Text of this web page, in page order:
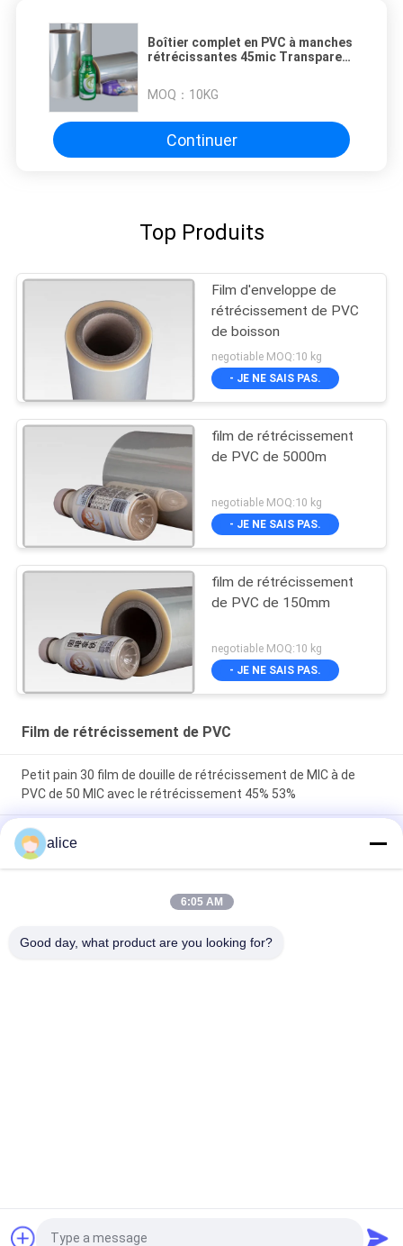
Boîtier complet en PVC à manches
rétrécissantes 45mic Transparent
MOQ： 10KG
Continuer
Top Produits
Film d'enveloppe de
rétrécissement de PVC
de boisson
negotiable MOQ:10 kg
- JE NE SAIS PAS.
film de rétrécissement
de PVC de 5000m
negotiable MOQ:10 kg
- JE NE SAIS PAS.
film de rétrécissement
de PVC de 150mm
negotiable MOQ:10 kg
- JE NE SAIS PAS.
Film de rétrécissement de PVC
Petit pain 30 film de douille de rétrécissement de MIC à de
PVC de 50 MIC avec le rétrécissement 45% 53%
Film de rétrécissement inodore de PVC de catégorie
d'impression, nourriture d'emballage d'enveloppe de
rétrécissement de la chaleur
Film imprimable Rolls d'enveloppe de rétrécissement de
Film De
alice
6:05 AM
Good day, what product are you looking for?